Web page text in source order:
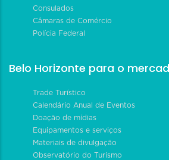
Consulados
Câmaras de Comércio
Polícia Federal
Belo Horizonte para o
Trade Turístico
Calendário Anual de Eventos
Doação de mídias
Equipamentos e serviços
Materiais de divulgação
Observatório do Turismo